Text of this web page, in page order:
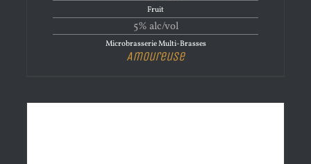
Fruit
5% alc/vol
Microbrasserie Multi-Brasses
Amoureuse